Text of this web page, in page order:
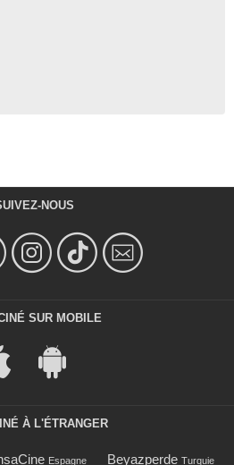
NOUS
SUR MOBILE
À L'ÉTRANGER
Espagne Beyazperde Turquie